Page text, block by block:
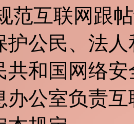
范互联网跟
护公民、法
共和国网络
办公室负责